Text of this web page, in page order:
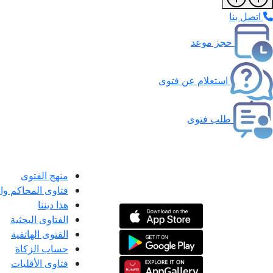
اتصل بنا
حجز موعد
استعلام عن فتوى
طلب فتوى
منهج الفتوى
فتاوى المحاكم
هذا ديننا
الفتاوى البحثية
الفتوى الهاتفية
حساب الزكاة
فتاوى الأقليات